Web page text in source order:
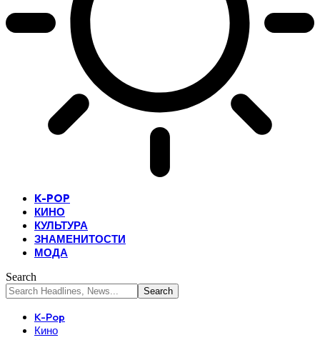
K-POP
КИНО
КУЛЬТУРА
ЗНАМЕНИТОСТИ
МОДА
Search
K-Pop
Кино